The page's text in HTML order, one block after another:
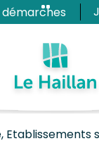
démarches
Etablissements